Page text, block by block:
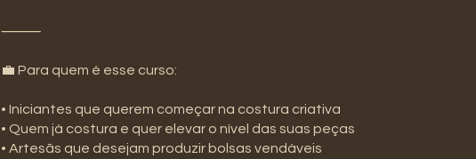
⸻
💼 Para quem é esse curso:
• Iniciantes que querem começar na costura criativa
• Quem já costura e quer elevar o nível das suas peças
• Artesãs que desejam produzir bolsas vendáveis